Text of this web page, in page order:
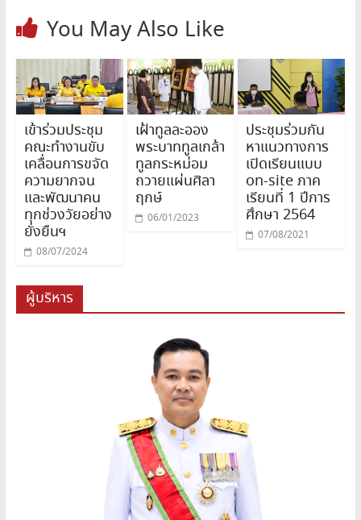
You May Also Like
เข้าร่วมประชุม
คณะทำงานขับ
เคลื่อนการขจัด
ความยากจน
และพัฒนาคน
ทุกช่วงวัยอย่าง
ยั่งยืนฯ
08/07/2024
เฝ้าทูลละออง
พระบาททูลเกล้า
ทูลกระหม่อม
ถวายแผ่นศิลา
ฤกษ์
06/01/2023
ประชุมร่วมกัน
หาแนวทางการ
เปิดเรียนแบบ
on-site ภาค
เรียนที่ 1 ปีการ
ศึกษา 2564
07/08/2021
ผู้บริหาร